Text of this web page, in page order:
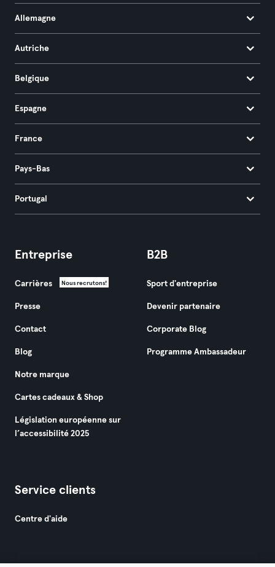
Allemagne
Autriche
Belgique
Espagne
France
Pays-Bas
Portugal
Entreprise
Carrières Nous recrutons!
Presse
Contact
Blog
Notre marque
Cartes cadeaux & Shop
Législation européenne sur
l’accessibilité 2025
B2B
Sport d'entreprise
Devenir partenaire
Corporate Blog
Programme Ambassadeur
Service clients
Centre d'aide